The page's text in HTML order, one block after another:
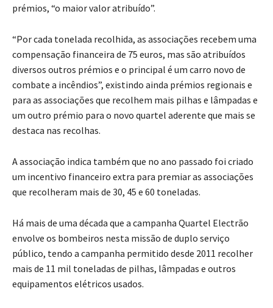
prémios, “o maior valor atribuído”.
“Por cada tonelada recolhida, as associações recebem uma
compensação financeira de 75 euros, mas são atribuídos
diversos outros prémios e o principal é um carro novo de
combate a incêndios”, existindo ainda prémios regionais e
para as associações que recolhem mais pilhas e lâmpadas e
um outro prémio para o novo quartel aderente que mais se
destaca nas recolhas.
A associação indica também que no ano passado foi criado
um incentivo financeiro extra para premiar as associações
que recolheram mais de 30, 45 e 60 toneladas.
Há mais de uma década que a campanha Quartel Electrão
envolve os bombeiros nesta missão de duplo serviço
público, tendo a campanha permitido desde 2011 recolher
mais de 11 mil toneladas de pilhas, lâmpadas e outros
equipamentos elétricos usados.